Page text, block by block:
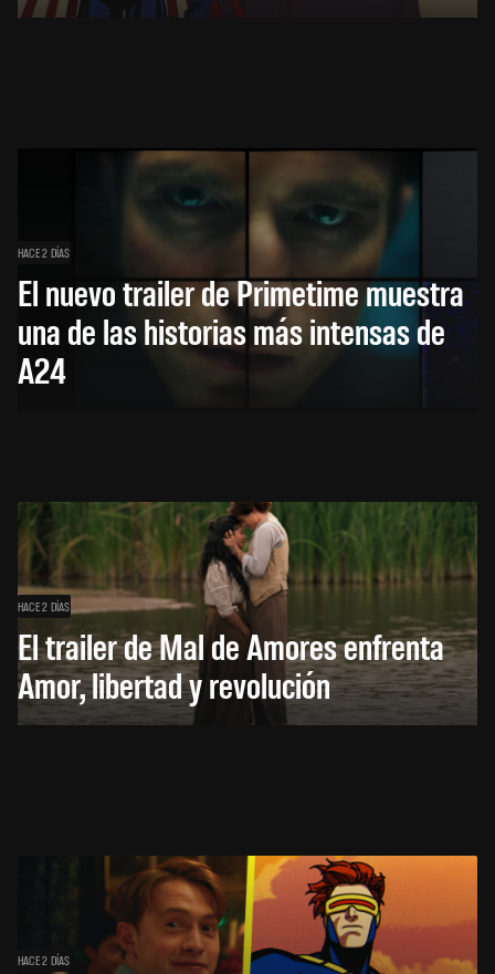
HACE 2 DÍAS
El nuevo trailer de Primetime muestra
una de las historias más intensas de
A24
HACE 2 DÍAS
El trailer de Mal de Amores enfrenta
Amor, libertad y revolución
HACE 2 DÍAS